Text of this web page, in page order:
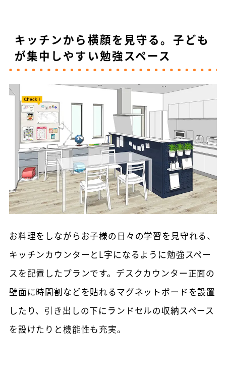
キッチンから横顔を見守る。子ども
が集中しやすい勉強スペース
お料理をしながらお子様の日々の学習を見守れる、
キッチンカウンターとL字になるように勉強スペー
スを配置したプランです。デスクカウンター正面の
壁面に時間割などを貼れるマグネットボードを設置
したり、引き出しの下にランドセルの収納スペース
を設けたりと機能性も充実。